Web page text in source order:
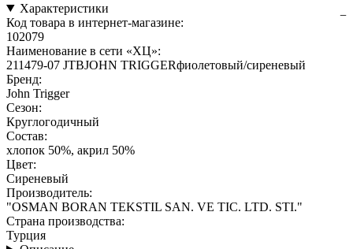
Характеристики
Код товара в интернет-магазине:
102079
Наименование в сети «ХЦ»:
211479-07 JTВJOHN TRIGGERфиолетовый/сиреневый
Бренд:
John Trigger
Сезон:
Круглогодичный
Состав:
хлопок 50%, акрил 50%
Цвет:
Сиреневый
Производитель:
"OSMAN BORAN TEKSTIL SAN. VE TIC. LTD. STI."
Страна производства:
Турция